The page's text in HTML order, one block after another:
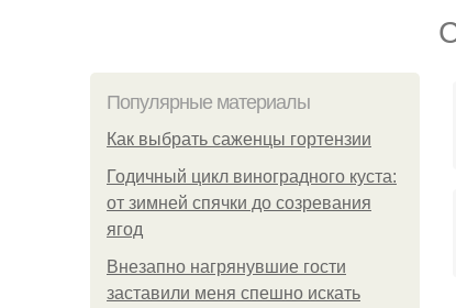
Популярные материалы
Как выбрать саженцы гортензии
Годичный цикл виноградного куста:
от зимней спячки до созревания
ягод
Внезапно нагрянувшие гости
заставили меня спешно искать